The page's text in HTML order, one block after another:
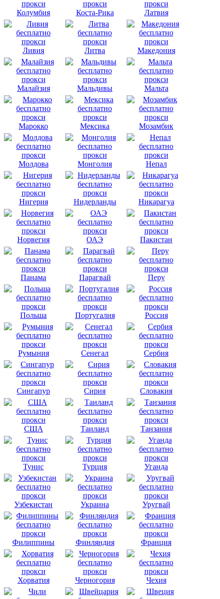
Колумбия Коста-Рика Латвия
Ливия Литва Македония
Малайзия Мальдивы Мальта
Марокко Мексика Мозамбик
Молдова Монголия Непал
Нигерия Нидерланды Никарагуа
Норвегия ОАЭ Пакистан
Панама Парагвай Перу
Польша Португалия Россия
Румыния Сенегал Сербия
Сингапур Сирия Словакия
США Таиланд Танзания
Тунис Турция Уганда
Узбекистан Украина Уругвай
Филиппины Финляндия Франция
Хорватия Черногория Чехия